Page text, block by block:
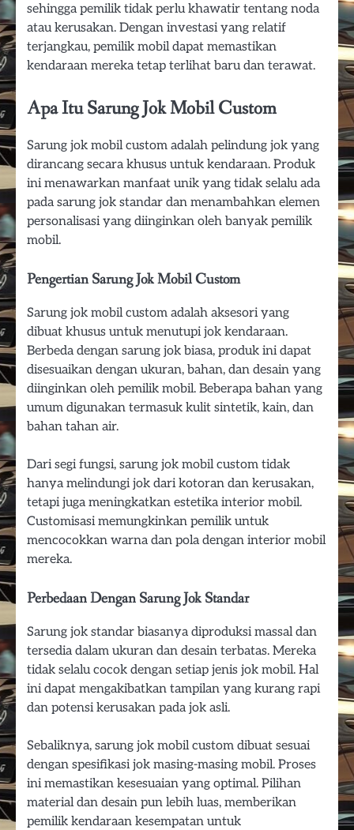
sehingga pemilik tidak perlu khawatir tentang noda
atau kerusakan. Dengan investasi yang relatif
terjangkau, pemilik mobil dapat memastikan
kendaraan mereka tetap terlihat baru dan terawat.
Apa Itu Sarung Jok Mobil Custom
Sarung jok mobil custom adalah pelindung jok yang
dirancang secara khusus untuk kendaraan. Produk
ini menawarkan manfaat unik yang tidak selalu ada
pada sarung jok standar dan menambahkan elemen
personalisasi yang diinginkan oleh banyak pemilik
mobil.
Pengertian Sarung Jok Mobil Custom
Sarung jok mobil custom adalah aksesori yang
dibuat khusus untuk menutupi jok kendaraan.
Berbeda dengan sarung jok biasa, produk ini dapat
disesuaikan dengan ukuran, bahan, dan desain yang
diinginkan oleh pemilik mobil. Beberapa bahan yang
umum digunakan termasuk kulit sintetik, kain, dan
bahan tahan air.
Dari segi fungsi, sarung jok mobil custom tidak
hanya melindungi jok dari kotoran dan kerusakan,
tetapi juga meningkatkan estetika interior mobil.
Customisasi memungkinkan pemilik untuk
mencocokkan warna dan pola dengan interior mobil
mereka.
Perbedaan Dengan Sarung Jok Standar
Sarung jok standar biasanya diproduksi massal dan
tersedia dalam ukuran dan desain terbatas. Mereka
tidak selalu cocok dengan setiap jenis jok mobil. Hal
ini dapat mengakibatkan tampilan yang kurang rapi
dan potensi kerusakan pada jok asli.
Sebaliknya, sarung jok mobil custom dibuat sesuai
dengan spesifikasi jok masing-masing mobil. Proses
ini memastikan kesesuaian yang optimal. Pilihan
material dan desain pun lebih luas, memberikan
pemilik kendaraan kesempatan untuk